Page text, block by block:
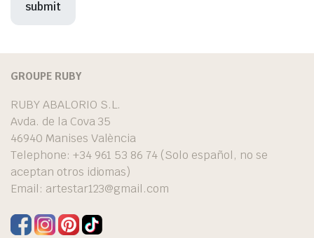
GROUPE RUBY
RUBY ABALORIO S.L.
Avda. de la Cova 35
46940 Manises València
Telephone: +34 961 53 86 74 (Solo español, no se
aceptan otros idiomas)
Email: artestar123@gmail.com